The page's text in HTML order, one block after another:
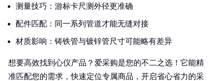
测量技巧：游标卡尺测外径更准确
配件匹配：同一系列管道才能无缝对接
材质影响：铸铁管与镀锌管尺寸可能略有差异
想要高效找到心仪产品？爱采购是您的不二之选！它能精
准匹配您的需求，快速定位专属商品，开启省心省力的采